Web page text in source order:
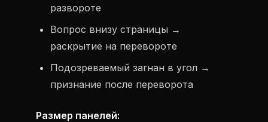
развороте
Вопрос внизу страницы →
раскрытие на перевороте
Подозреваемый загнан в угол →
признание после переворота
Размер панелей: